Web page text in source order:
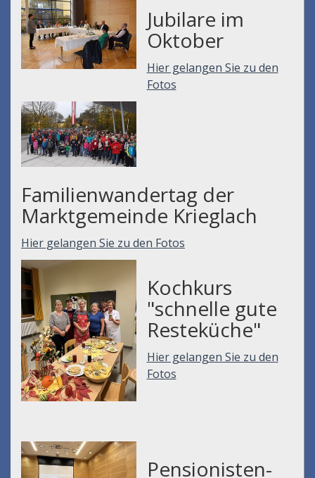
Jubilare im
Oktober
Hier gelangen Sie zu den
Fotos
Familienwandertag der
Marktgemeinde Krieglach
Hier gelangen Sie zu den Fotos
Kochkurs
"schnelle gute
Resteküche"
Hier gelangen Sie zu den
Fotos
Pensionisten-